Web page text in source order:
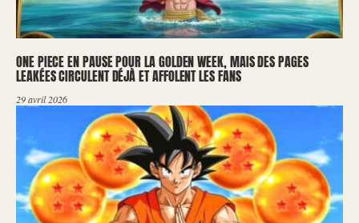
ONE PIECE EN PAUSE POUR LA GOLDEN WEEK, MAIS DES PAGES
LEAKÉES CIRCULENT DÉJÀ ET AFFOLENT LES FANS
29 avril 2026